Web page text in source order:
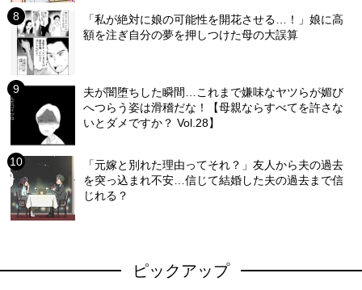
「私が絶対に娘の可能性を開花させる…！」娘に高
額を注ぎ自分の夢を押しつけた母の大誤算
夫が闇堕ちした瞬間…これまで嫌味なヤツらが媚び
へつらう姿は滑稽だな！【母親ならすべてを許さな
いとダメですか？ Vol.28】
「元嫁と別れた理由ってそれ？」友人から夫の過去
を突っ込まれ不安…信じて結婚した夫の過去まで信
じれる？
ピックアップ